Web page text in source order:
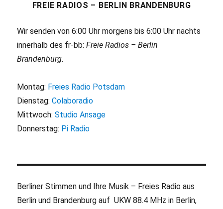
FREIE RADIOS – BERLIN BRANDENBURG
Wir senden von 6:00 Uhr morgens bis 6:00 Uhr nachts
innerhalb des fr-bb:Freie Radios – Berlin
Brandenburg.
Montag: Freies Radio Potsdam
Dienstag:Colaboradio
Mittwoch:Studio Ansage
Donnerstag: Pi Radio
Berliner Stimmen und Ihre Musik – Freies Radio aus
Berlin und Brandenburg auf UKW 88.4 MHz in Berlin,